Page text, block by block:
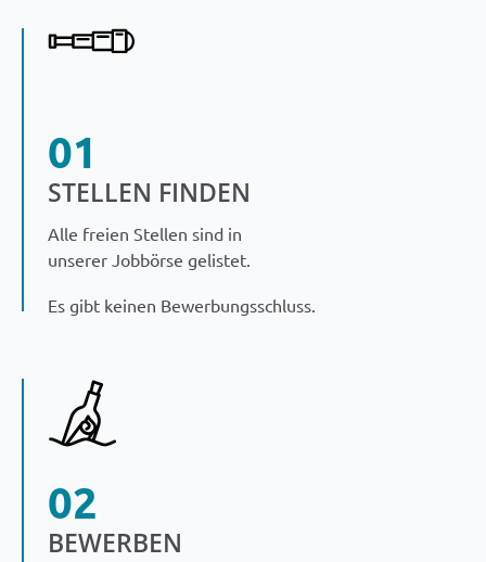
01
STELLEN FINDEN
Alle freien Stellen sind in
unserer Jobbörse gelistet.
Es gibt keinen Bewerbungsschluss.
02
BEWERBEN